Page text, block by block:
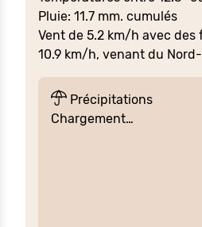
Pluie: 11.7 mm. cumulés
Vent de 5.2 km/h avec des
10.9 km/h, venant du
Précipitations
Chargement…